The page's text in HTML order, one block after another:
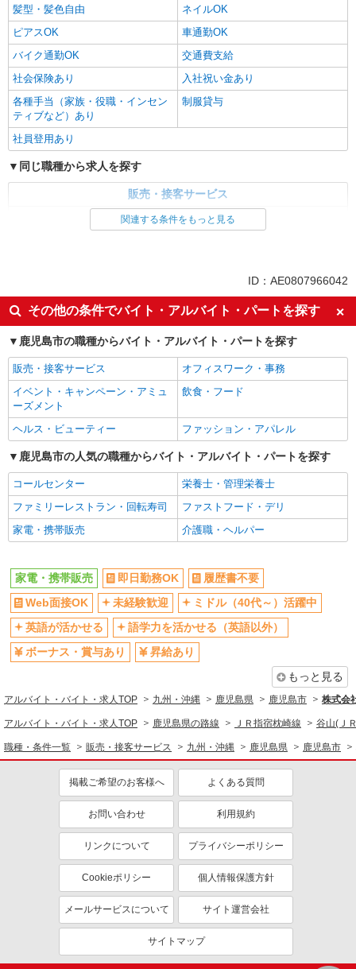
髪型・髪色自由
ネイルOK
ピアスOK
車通勤OK
バイク通勤OK
交通費支給
社会保険あり
入社祝い金あり
各種手当（家族・役職・インセン
ティブなど）あり
制服貸与
社員登用あり
同じ職種から求人を探す
販売・接客サービス
英語が活かせる
ボーナス・賞与あり
日払い
車通勤OK
交通費支給
社会保険あり
社員登用あり
関連する条件をもっと見る
ID：AE0807966042
その他の条件でバイト・アルバイト・パートを探す
鹿児島市の職種からバイト・アルバイト・パートを探す
販売・接客サービス
オフィスワーク・事務
イベント・キャンペーン・アミュ
ーズメント
飲食・フード
ヘルス・ビューティー ファッション・アパレル
鹿児島市の人気の職種からバイト・アルバイト・パートを探す
コールセンター
栄養士・管理栄養士
ファミリーレストラン・回転寿司
ファストフード・デリ
家電・携帯販売
介護職・ヘルパー
家電・携帯販売 即日勤務OK
履歴書不要
Web面接OK
未経験歓迎
ミドル（40代～）活躍中
英語が活かせる
語学力を活かせる（英語以外）
ボーナス・賞与あり
昇給あり
もっと見る
アルバイト・バイト・求人TOP 九州・沖縄 鹿児島県 鹿児島市 株式会
アルバイト・バイト・求人TOP 鹿児島県の路線 ＪＲ指宿枕崎線 谷山(Ｊ
職種・条件一覧 販売・接客サービス 九州・沖縄 鹿児島県 鹿児島市
掲載ご希望のお客様へ よくある質問
お問い合わせ 利用規約
リンクについて プライバシーポリシー
Cookieポリシー 個人情報保護方針
メールサービスについて サイト運営会社
サイトマップ